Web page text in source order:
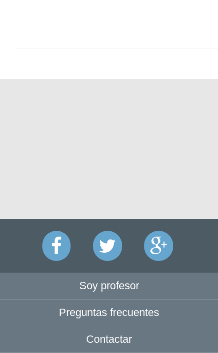
Soy profesor
Preguntas frecuentes
Contactar